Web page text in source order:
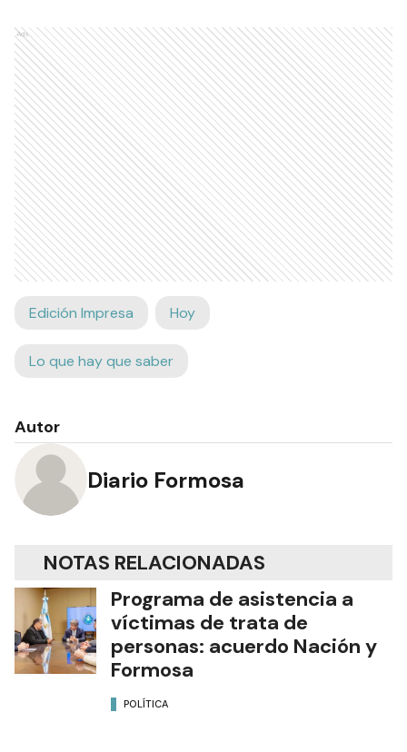
Ads
Edición Impresa Hoy
Lo que hay que saber
Autor
Diario Formosa
NOTAS RELACIONADAS
Programa de asistencia a
víctimas de trata de
personas: acuerdo Nación y
Formosa
POLÍTICA